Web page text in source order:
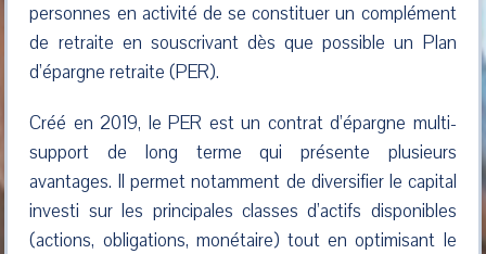
personnes en activité de se constituer un complément
de retraite en souscrivant dès que possible un Plan
d’épargne retraite (PER).
Créé en 2019, le PER est un contrat d’épargne multi-
support de long terme qui présente plusieurs
avantages. Il permet notamment de diversifier le capital
investi sur les principales classes d’actifs disponibles
(actions, obligations, monétaire) tout en optimisant le